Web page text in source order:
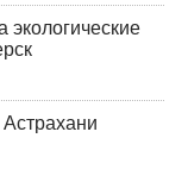
экологические